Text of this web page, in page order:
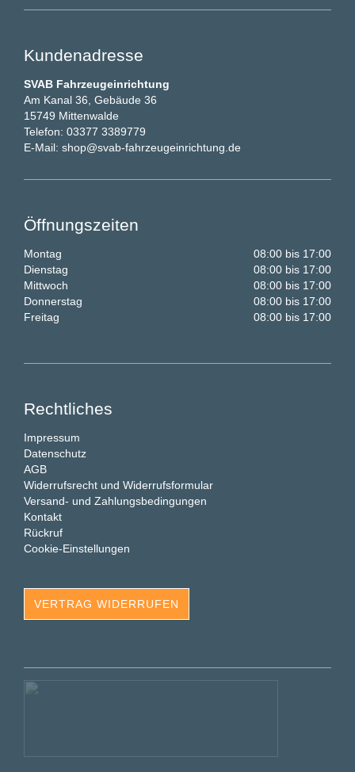
Kundenadresse
SVAB Fahrzeugeinrichtung
Am Kanal 36, Gebäude 36
15749 Mittenwalde
Telefon: 03377 3389779
E-Mail: shop@svab-fahrzeugeinrichtung.de
Öffnungszeiten
Montag
08:00 bis 17:00
Dienstag
08:00 bis 17:00
Mittwoch
08:00 bis 17:00
Donnerstag
08:00 bis 17:00
Freitag
08:00 bis 17:00
Rechtliches
Impressum
Datenschutz
AGB
Widerrufsrecht und Widerrufsformular
Versand- und Zahlungsbedingungen
Kontakt
Rückruf
Cookie-Einstellungen
VERTRAG WIDERRUFEN